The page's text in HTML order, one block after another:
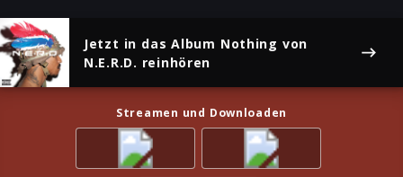
Jetzt in das Album Nothing von
N.E.R.D. reinhören
Streamen und Downloaden